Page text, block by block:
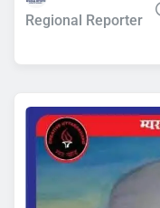
Regional Reporter